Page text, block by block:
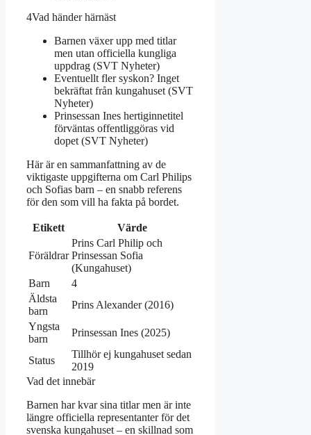
4Vad händer härnäst
Barnen växer upp med titlar
men utan officiella kungliga
uppdrag (SVT Nyheter)
Eventuellt fler syskon? Inget
bekräftat från kungahuset (SVT
Nyheter)
Prinsessan Ines hertiginnetitel
förväntas offentliggöras vid
dopet (SVT Nyheter)
Här är en sammanfattning av de
viktigaste uppgifterna om Carl Philips
och Sofias barn – en snabb referens
för den som vill ha fakta på bordet.
Etikett Värde
Föräldrar
Prins Carl Philip och
Prinsessan Sofia
(Kungahuset)
Barn
4
Äldsta
barn
Prins Alexander (2016)
Yngsta
barn
Prinsessan Ines (2025)
Status
Tillhör ej kungahuset sedan
2019
Vad det innebär
Barnen har kvar sina titlar men är inte
längre officiella representanter för det
svenska kungahuset – en skillnad som